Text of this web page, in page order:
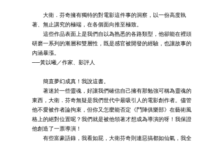
大衛．芬奇擁有獨特的對電影這件事的洞察，以一份高度執
著、無止講究的極端，在各個面向推至極致。
這些作品表面上是我們自以為熟悉的各路類型，他卻能在裡頭
研磨一系列的漸層和雙層性，既是感官被開發的經驗，也讓故事的
內涵暴漲。
──黃以曦／作家、影評人
簡直夢幻成真！我說這書。
著迷於一些靈魂，好讓我們確信自己擁有那勉強可稱為靈魂的
東西，大衛．芬奇無疑是我們世代中最吸引人的電影創作者。儘管
他不愛被作者論拘束，但你又怎麼能否定《鬥陣俱樂部》在藝術風
格上的絕對位置呢？我們就是被他領著才想成為導演的呀！我保證
他創造了一票導演！
有些富豪語錄，我看如屁，大衛芬奇則連惡搞都如仙氣，我全